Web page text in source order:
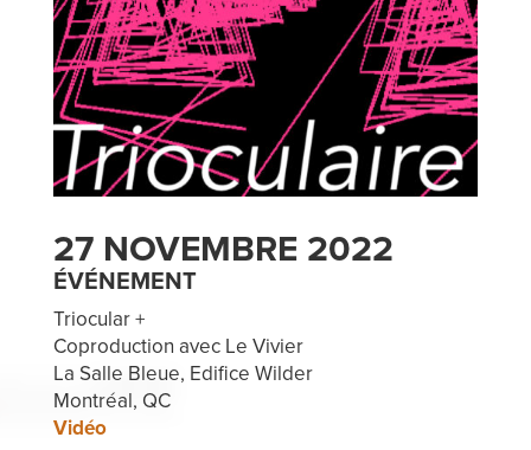
27 NOVEMBRE 2022
ÉVÉNEMENT
Triocular +
Coproduction avec Le Vivier
La Salle Bleue, Edifice Wilder
Montréal, QC
Vidéo